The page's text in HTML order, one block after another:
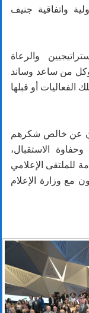
واتفاقية جنيف
والرعاة
وكل من ساعد وساند
الفعاليات أو قبلها
عن خالص شكرهم
الاستقبال،
للملتقى الإعلامي
مع وزارة الإعلام